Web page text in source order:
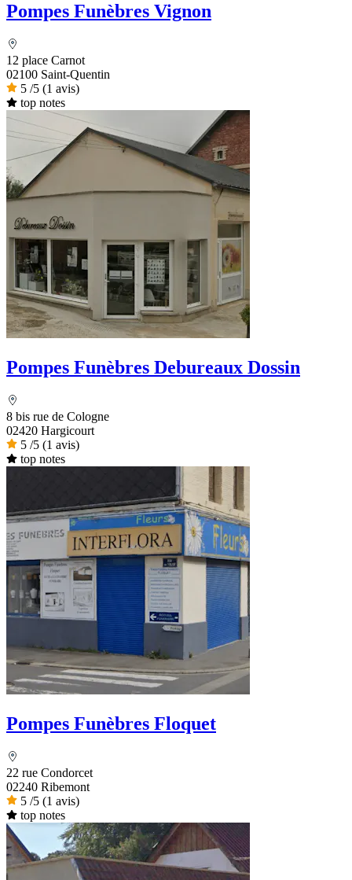
Pompes Funèbres Vignon
12 place Carnot
02100 Saint-Quentin
5 /5 (1 avis)
top notes
Pompes Funèbres Debureaux Dossin
8 bis rue de Cologne
02420 Hargicourt
5 /5 (1 avis)
top notes
Pompes Funèbres Floquet
22 rue Condorcet
02240 Ribemont
5 /5 (1 avis)
top notes